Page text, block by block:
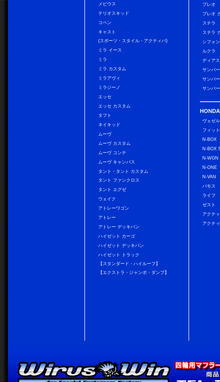
メビウス
テリオスキッド
コペン
キャスト
(スポーツ・スタイル・アクティバ)
ミラ イース
ミラ
ミラ カスタム
ミラアヴィ
ミラジーノ
エッセ
エッセ カスタム
タフト
ネイキッド
ムーヴ
ムーヴ カスタム
ムーヴ コンテ
ムーヴ キャンバス
タント・タント カスタム
タント ファンクロス
タント エグゼ
ウェイク
アトレーワゴン
アトレー
アトレー デッキバン
ハイゼット カーゴ
ハイゼット デッキバン
ハイゼット トラック
【スタンダード・ハイルーフ】
【エクストラ・ジャンボ・ダンプ】
プレオ
プレオ
ステラ
ステラ
シフォ
ルクラ
ディア
サンバ
サンバ
サンバ
HONDA
ヴェゼル
フィット
N-BOX
N-BOX
N-WGN
N-ONE
N-VAN
バモス
ライフ
ゼスト
アクテ
アクテ